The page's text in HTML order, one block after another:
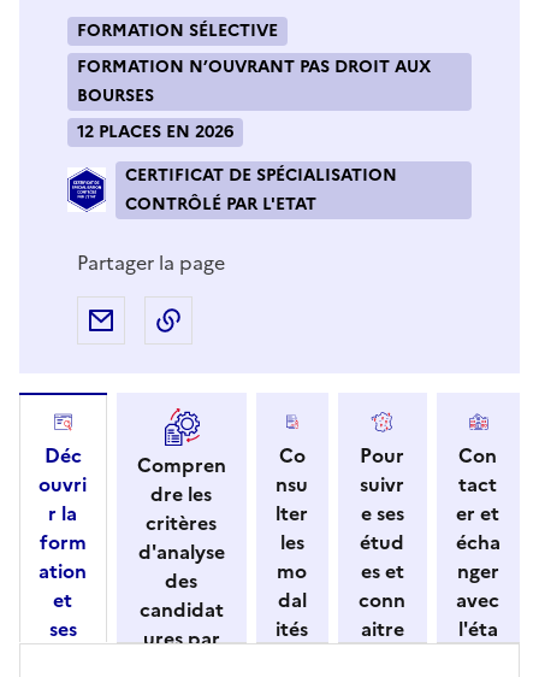
FORMATION SÉLECTIVE
FORMATION N’OUVRANT PAS DROIT AUX
BOURSES
12 PLACES EN 2026
CERTIFICAT DE SPÉCIALISATION
CONTRÔLÉ PAR L'ETAT
Partager la page
Partager par e-mail
Déc
ouvri
r la
form
ation
et
ses
Compren
dre les
critères
d'analyse
des
candidat
ures par
Co
nsu
lter
les
mo
dal
ités
Pour
suivr
e ses
étud
es et
conn
aitre
Con
tact
er et
écha
nger
avec
l'éta